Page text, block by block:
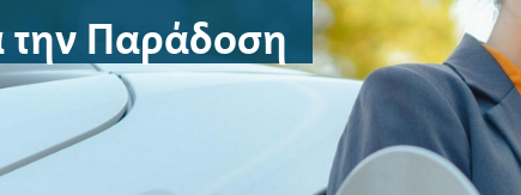
την Παράδοση